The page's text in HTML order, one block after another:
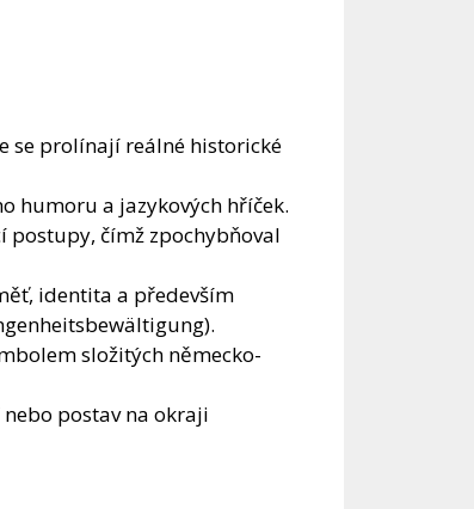
se prolínají reálné historické
humoru a jazykových hříček.
postupy, čímž zpochybňoval
identita a především
složitých německo-
postav na okraji